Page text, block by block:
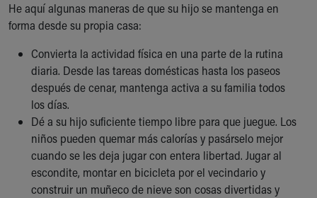
Educational Resources
Injury Prevention
Symptom Checker
Skip to main content
He aquí algunas maneras de que su hijo se mantenga en
forma desde su propia casa:
Convierta la actividad física en una parte de la rutina
diaria. Desde las tareas domésticas hasta los paseos
después de cenar, mantenga activa a su familia todos
los días.
Dé a su hijo suficiente tiempo libre para que juegue. Los
niños pueden quemar más calorías y pasárselo mejor
cuando se les deja jugar con entera libertad. Jugar al
escondite, montar en bicicleta por el vecindario y
construir un muñeco de nieve son cosas divertidas y